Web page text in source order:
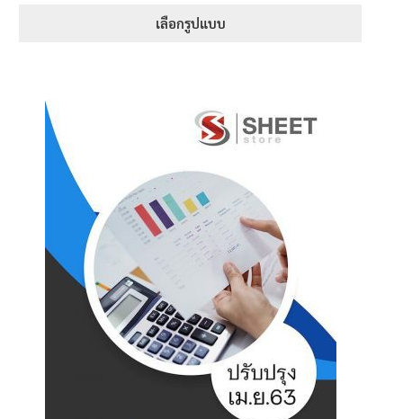
เลือกรูปแบบ
multiple
variants.
options
may
be
chosen
product
page